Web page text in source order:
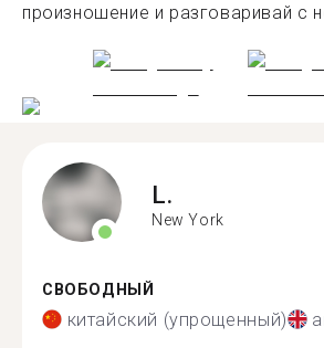
произношение и разговаривай с
L.
New York
СВОБОДНЫЙ
китайский (упрощенный)